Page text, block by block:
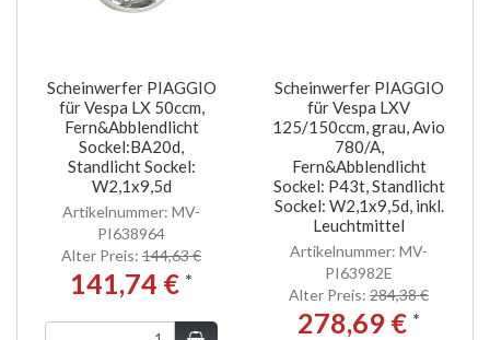
Scheinwerfer PIAGGIO
für Vespa LX 50ccm,
Fern&Abblendlicht
Sockel:BA20d,
Standlicht Sockel:
W2,1x9,5d
Artikelnummer: MV-
PI638964
Alter Preis: 144,63 €
141,74 € *
Scheinwerfer PIAGGIO
für Vespa LXV
125/150ccm, grau, Avio
780/A,
Fern&Abblendlicht
Sockel: P43t, Standlicht
Sockel: W2,1x9,5d, inkl.
Leuchtmittel
Artikelnummer: MV-
PI63982E
Alter Preis: 284,38 €
278,69 € *